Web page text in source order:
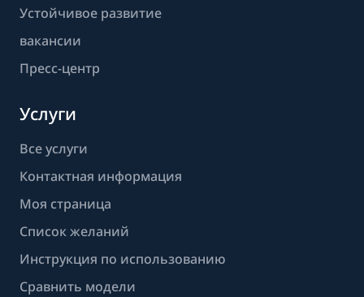
Устойчивое развитие
вакансии
Пресс-центр
Услуги
Все услуги
Контактная информация
Моя страница
Список желаний
Инструкция по использованию
Сравнить модели